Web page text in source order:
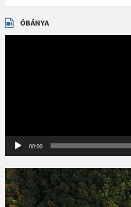
ÓBÁNYA
00:00
Videólejátszó